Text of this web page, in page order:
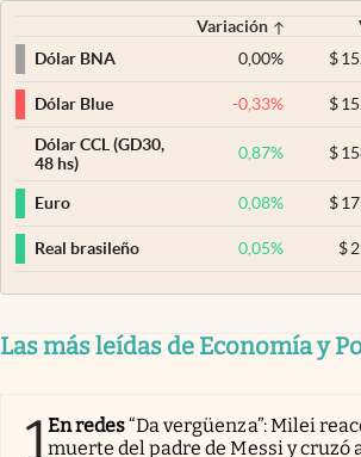
Variación
Dólar BNA
0,00% $
Dólar Blue -0,33% $
Dólar CCL (GD30,
48 hs)
0,87% $
Euro 0,08% $
Real brasileño 0,05% $
Las más leídas de Economía y
1En redes“Da vergüenza”: Milei
muerte del padre de Messi y cruzó